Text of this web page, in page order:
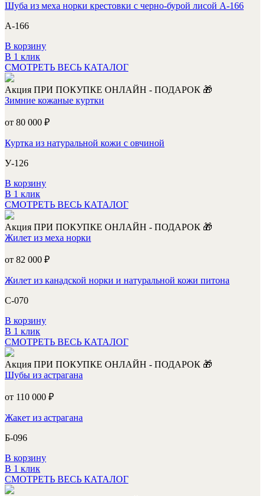
Шуба из меха норки крестовки с черно-бурой лисой А-166
А-166
В корзину
В 1 клик
СМОТРЕТЬ ВЕСЬ КАТАЛОГ
Акция ПРИ ПОКУПКЕ ОНЛАЙН - ПОДАРОК 🎁
Зимние кожаные куртки
от 80 000 ₽
Куртка из натуральной кожи с овчиной
У-126
В корзину
В 1 клик
СМОТРЕТЬ ВЕСЬ КАТАЛОГ
Акция ПРИ ПОКУПКЕ ОНЛАЙН - ПОДАРОК 🎁
Жилет из меха норки
от 82 000 ₽
Жилет из канадской норки и натуральной кожи питона
С-070
В корзину
В 1 клик
СМОТРЕТЬ ВЕСЬ КАТАЛОГ
Акция ПРИ ПОКУПКЕ ОНЛАЙН - ПОДАРОК 🎁
Шубы из астрагана
от 110 000 ₽
Жакет из астрагана
Б-096
В корзину
В 1 клик
СМОТРЕТЬ ВЕСЬ КАТАЛОГ